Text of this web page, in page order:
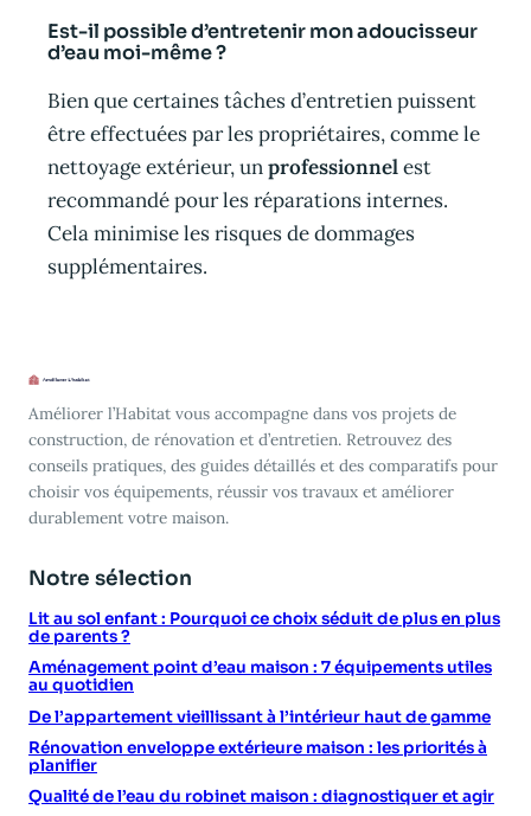
Est-il possible d’entretenir mon adoucisseur
d’eau moi-même ?
Bien que certaines tâches d’entretien puissent
être effectuées par les propriétaires, comme le
nettoyage extérieur, unprofessionnelest
recommandé pour les réparations internes.
Cela minimise les risques de dommages
supplémentaires.
Améliorer l’Habitat vous accompagne dans vos projets de
construction, de rénovation et d’entretien. Retrouvez des
conseils pratiques, des guides détaillés et des comparatifs pour
choisir vos équipements, réussir vos travaux et améliorer
durablement votre maison.
Notre sélection
Lit au sol enfant : Pourquoi ce choix séduit de plus en plus
de parents ?
Aménagement point d’eau maison : 7 équipements utiles
au quotidien
De l’appartement vieillissant à l’intérieur haut de gamme
Rénovation enveloppe extérieure maison : les priorités à
planifier
Qualité de l’eau du robinet maison : diagnostiquer et agir